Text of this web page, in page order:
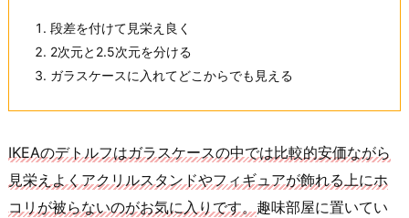
段差を付けて見栄え良く
2次元と2.5次元を分ける
ガラスケースに入れてどこからでも見える
IKEAのデトルフはガラスケースの中では比較的安価ながら
見栄えよくアクリルスタンドやフィギュアが飾れる上にホ
コリが被らないのがお気に入りです。趣味部屋に置いてい